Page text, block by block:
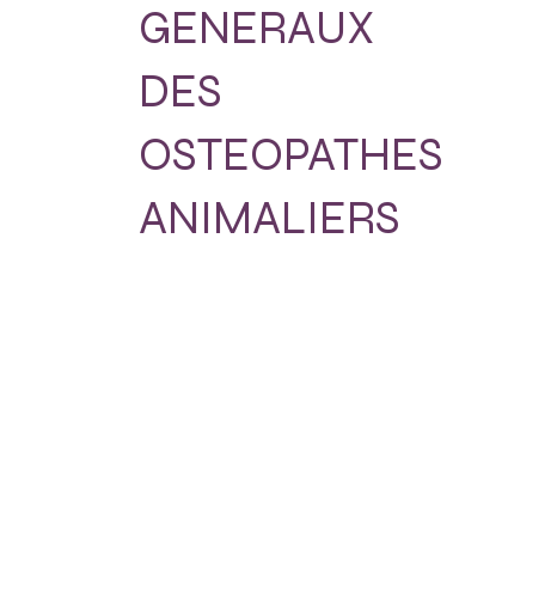
GENERAUX
DES
OSTEOPATHES
ANIMALIERS